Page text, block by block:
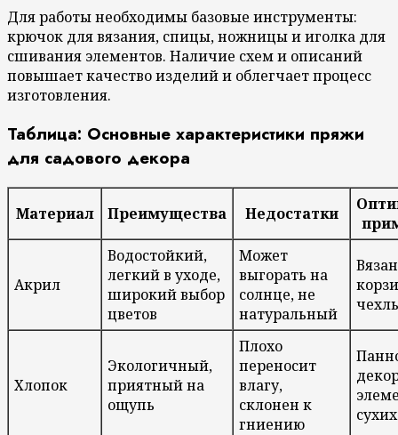
Для работы необходимы базовые инструменты:
крючок для вязания, спицы, ножницы и иголка для
сшивания элементов. Наличие схем и описаний
повышает качество изделий и облегчает процесс
изготовления.
Таблица: Основные характеристики пряжи
для садового декора
Материал Преимущества Недостатки
Акрил
Водостойкий,
легкий в уходе,
широкий выбор
цветов
Может
выгорать на
солнце, не
натуральный
Хлопок
Экологичный,
приятный на
ощупь
Плохо
переносит
влагу,
склонен к
гниению